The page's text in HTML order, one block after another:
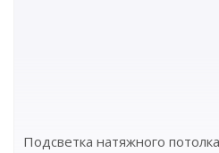
Подсветка натяжного